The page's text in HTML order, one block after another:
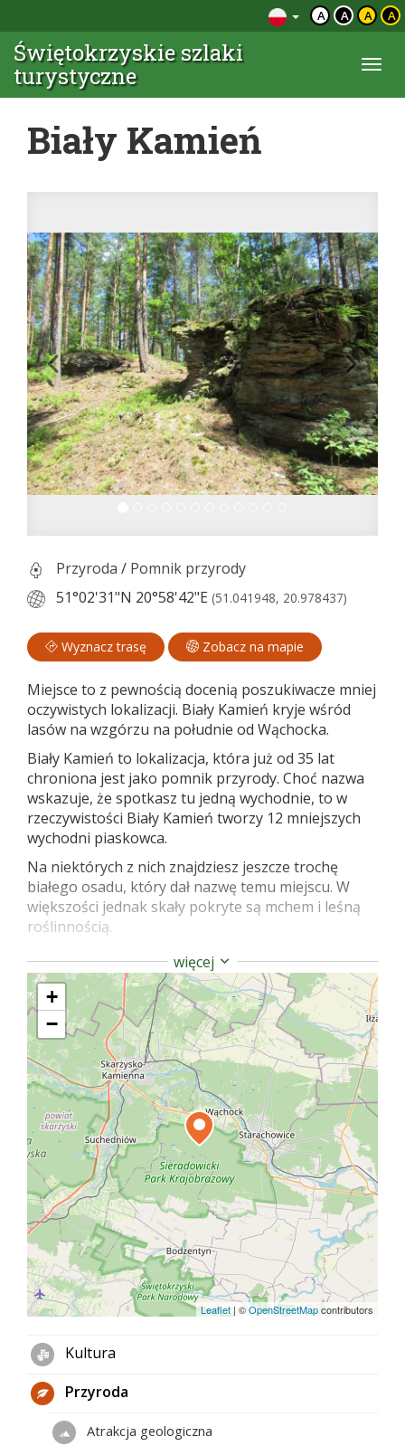
A A A A
Świętokrzyskie szlaki
turystyczne
Biały Kamień
Przyroda / Pomnik przyrody
51°02'31"N 20°58'42"E (51.041948, 20.978437)
Wyznacz trasę Zobacz na mapie
Miejsce to z pewnością docenią poszukiwacze mniej
oczywistych lokalizacji. Biały Kamień kryje wśród
lasów na wzgórzu na południe od Wąchocka.
Biały Kamień to lokalizacja, która już od 35 lat
chroniona jest jako pomnik przyrody. Choć nazwa
wskazuje, że spotkasz tu jedną wychodnie, to w
rzeczywistości Biały Kamień tworzy 12 mniejszych
wychodni piaskowca.
Na niektórych z nich znajdziesz jeszcze trochę
białego osadu, który dał nazwę temu miejscu. W
większości jednak skały pokryte są mchem i leśną
roślinnością.
Wysokość wychodni waha się od 1 do 2,5 metra.
Tworzą wiele fantazyjnych kształtów, które przez
ekspertów nazywane są progami, kazalnicami czy
okapami. Wiele z nich posiada spękania, szczeliny i
nisze.
więcej
+
−
Leaflet | ©OpenStreetMapcontributors
Kultura
Przyroda
Atrakcja geologiczna